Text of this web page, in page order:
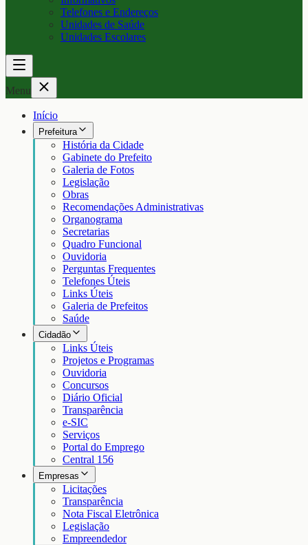
Telefones e Endereços
Unidades de Saúde
Unidades Escolares
Menu
Início
Prefeitura
História da Cidade
Gabinete do Prefeito
Galeria de Fotos
Legislação
Obras
Recomendações Administrativas
Organograma
Secretarias
Quadro Funcional
Ouvidoria
Perguntas Frequentes
Telefones Úteis
Links Úteis
Galeria de Prefeitos
Saúde
Cidadão
Links Úteis
Projetos e Programas
Ouvidoria
Concursos
Diário Oficial
Transparência
e-SIC
Serviços
Portal do Emprego
Central 156
Empresas
Licitações
Transparência
Nota Fiscal Eletrônica
Legislação
Empreendedor